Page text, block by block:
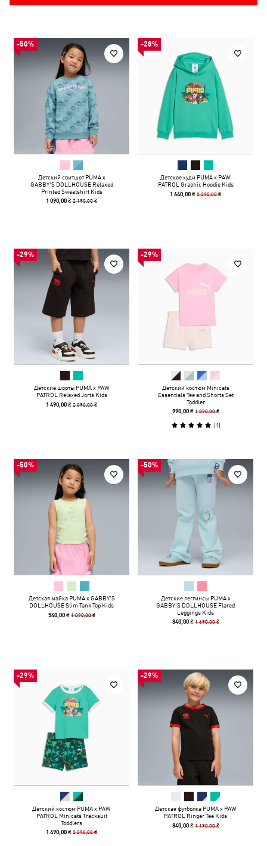
-50%
Детский свитшот PUMA x
GABBY'S DOLLHOUSE Relaxed
Printed Sweatshirt Kids
1 090,00 ₴2 190,00 ₴
-28%
Детское худи PUMA x PAW
PATROL Graphic Hoodie Kids
1 640,00 ₴2 290,00 ₴
-29%
Детские шорты PUMA x PAW
PATROL Relaxed Jorts Kids
1 490,00 ₴2 090,00 ₴
-29%
Детский костюм Minicats
Essentials Tee and Shorts Set
Toddler
990,00 ₴ 1 390,00 ₴
(1)
-50%
Детская майка PUMA x GABBY'S
DOLLHOUSE Slim Tank Top Kids
540,00 ₴ 1 090,00 ₴
-50%
Детские леггинсы PUMA x
GABBY'S DOLLHOUSE Flared
Leggings Kids
840,00 ₴ 1 690,00 ₴
-29%
Детский костюм PUMA x PAW
PATROL Minicats Tracksuit
Toddlers
1 490,00 ₴2 090,00 ₴
-29%
Детская футболка PUMA x PAW
PATROL Ringer Tee Kids
840,00 ₴ 1 190,00 ₴